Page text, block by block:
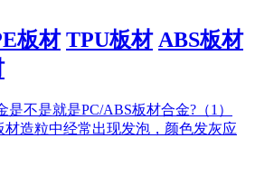
板材 TPU板材 ABS板材
是不是就是PC/ABS板材合金?（1）
材造粒中经常出现发泡，颜色发灰应